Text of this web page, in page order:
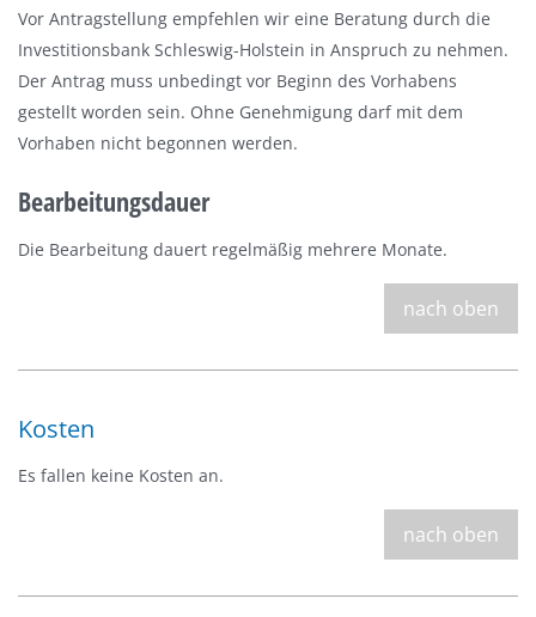
Vor Antragstellung empfehlen wir eine Beratung durch die
Investitionsbank Schleswig-Holstein in Anspruch zu nehmen.
Der Antrag muss unbedingt vor Beginn des Vorhabens
gestellt worden sein. Ohne Genehmigung darf mit dem
Vorhaben nicht begonnen werden.
Bearbeitungsdauer
Die Bearbeitung dauert regelmäßig mehrere Monate.
nach oben
Kosten
Es fallen keine Kosten an.
nach oben